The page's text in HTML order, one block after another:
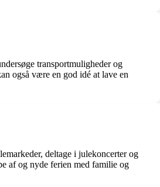
transportmuligheder og
også være en god idé at lave en
deltage i julekoncerter og
af og nyde ferien med familie og